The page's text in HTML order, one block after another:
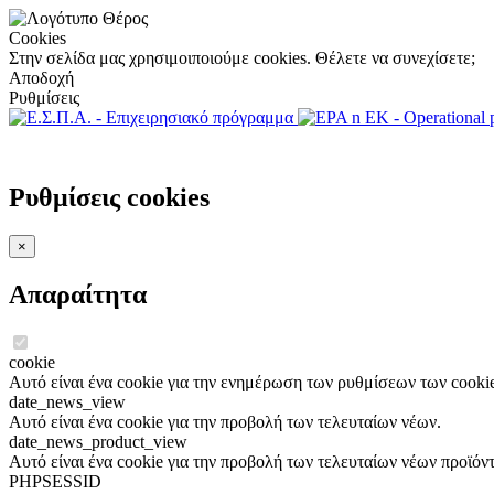
Cookies
Στην σελίδα μας χρησιμοιποιούμε cookies. Θέλετε να συνεχίσετε;
Αποδοχή
Ρυθμίσεις
Ρυθμίσεις cookies
×
Απαραίτητα
cookie
Αυτό είναι ένα cookie για την ενημέρωση των ρυθμίσεων των
date_news_view
Αυτό είναι ένα cookie για την προβολή των τελευταίων νέων.
date_news_product_view
Αυτό είναι ένα cookie για την προβολή των τελευταίων νέων
PHPSESSID